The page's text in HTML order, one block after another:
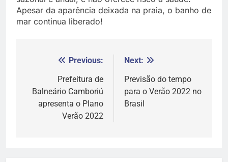
Apesar da aparência deixada na praia, o banho de
mar continua liberado!
Navegação
Post
Previous:
Prefeitura de
Balneário Camboriú
apresenta o Plano
Verão 2022
Next:
Previsão do tempo
para o Verão 2022 no
Brasil